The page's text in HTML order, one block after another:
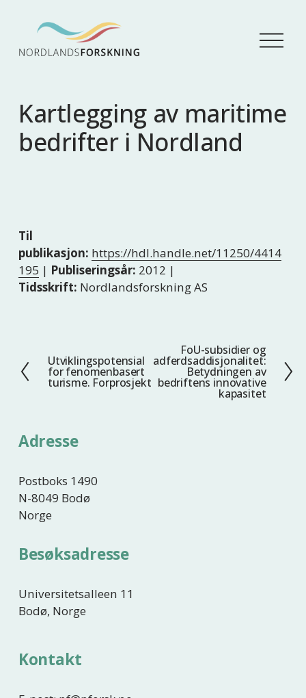
Å
p
e
Kartlegging av maritime
bedrifter i Nordland
Til
publikasjon: https://hdl.handle.net/11250/4414
195 | Publiseringsår: 2012 |
Tidsskrift: Nordlandsforskning AS
F
o
g
Utviklingspotensial
for fenomenbasert
turisme. Forprosjekt
e
FoU-subsidier og
adferdsaddisjonalitet:
Betydningen av
bedriftens innovative
kapasitet
Adresse
Postboks 1490
N-8049 Bodø
Norge
Besøksadresse
Universitetsalleen 11
Bodø, Norge
Kontakt